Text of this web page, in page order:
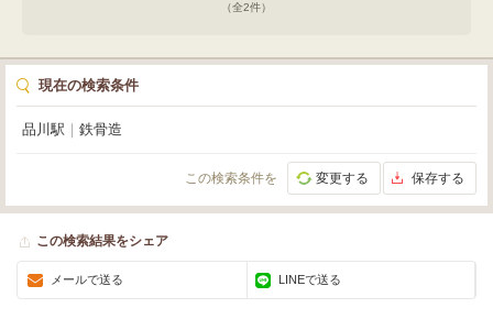
（全2件）
現在の検索条件
品川駅 鉄骨造
この検索条件を 変更する 保存する
この検索結果をシェア
メールで送る LINEで送る